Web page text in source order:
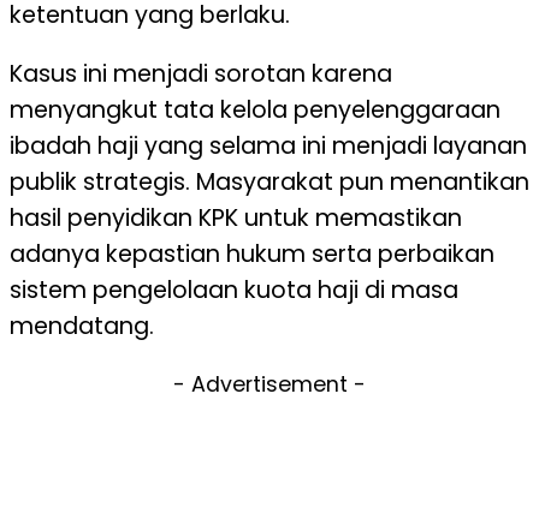
ketentuan yang berlaku.
Kasus ini menjadi sorotan karena
menyangkut tata kelola penyelenggaraan
ibadah haji yang selama ini menjadi layanan
publik strategis. Masyarakat pun menantikan
hasil penyidikan KPK untuk memastikan
adanya kepastian hukum serta perbaikan
sistem pengelolaan kuota haji di masa
mendatang.
- Advertisement -